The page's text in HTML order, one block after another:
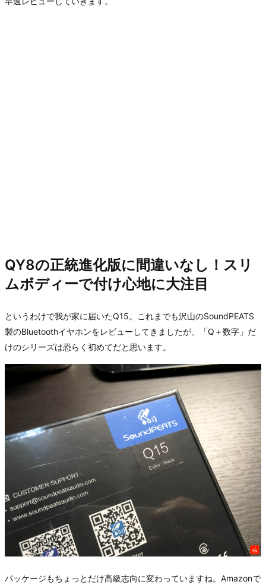
QY8の正統進化版に間違いなし！スリ
ムボディーで付け心地に大注目
というわけで我が家に届いたQ15。これまでも沢山のSoundPEATS
製のBluetoothイヤホンをレビューしてきましたが、「Q＋数字」だ
けのシリーズは恐らく初めてだと思います。
パッケージもちょっとだけ高級志向に変わっていますね。Amazonで